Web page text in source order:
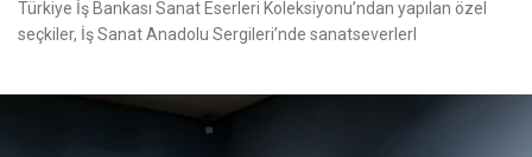
Türkiye İş Bankası Sanat Eserleri Koleksiyonu’ndan yapılan özel
seçkiler, İş Sanat Anadolu Sergileri’nde sanatseverlerl